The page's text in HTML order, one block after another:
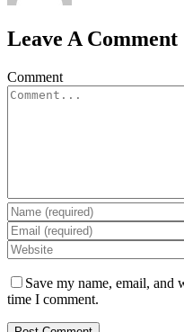
Leave A Comment
Comment
Save my name, email, and
time I comment.